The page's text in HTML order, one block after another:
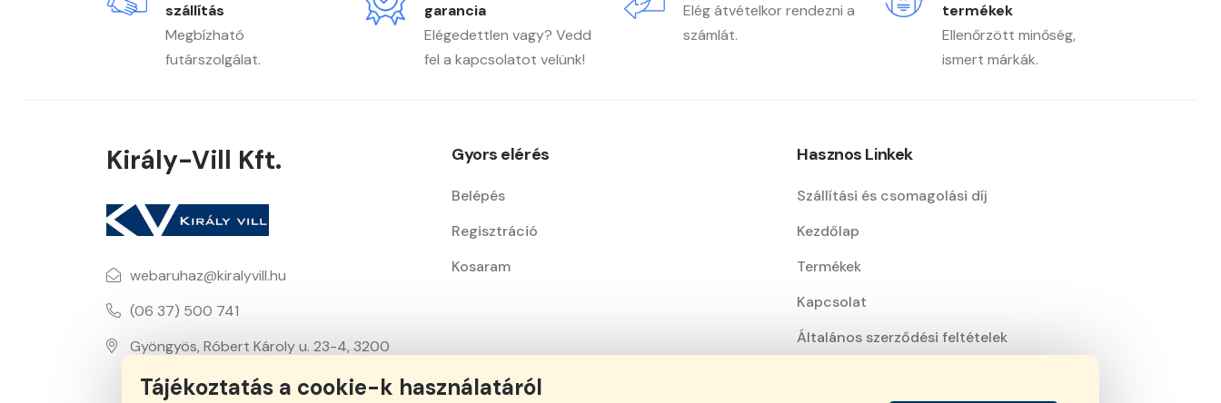
szállítás
Megbízható
futárszolgálat.
garancia
Elégedettlen vagy? Vedd
fel a kapcsolatot velünk!
Elég átvételkor rendezni a
számlát.
termékek
Ellenőrzött minőség,
ismert márkák.
Király-Vill Kft.
webaruhaz@kiralyvill.hu
(06 37) 500 741
Gyöngyös, Róbert Károly u. 23-4, 3200
Gyors elérés
Belépés
Regisztráció
Kosaram
Hasznos Linkek
Szállítási és csomagolási díj
Kezdőlap
Termékek
Kapcsolat
Általános szerződési feltételek
Tájékoztatás a cookie-k használatáról